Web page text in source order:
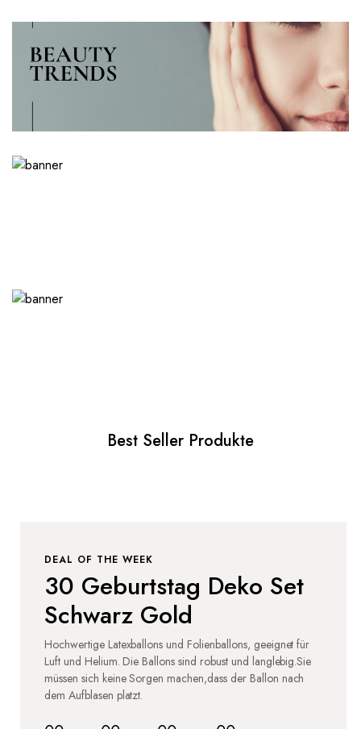
Best Seller Produkte
DEAL OF THE WEEK
30 Geburtstag Deko Set
Schwarz Gold
Hochwertige Latexballons und Folienballons, geeignet für
Luft und Helium. Die Ballons sind robust und langlebig.Sie
müssen sich keine Sorgen machen,dass der Ballon nach
dem Aufblasen platzt.